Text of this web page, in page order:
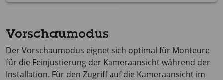
Vorschaumodus
Der Vorschaumodus eignet sich optimal für Monteure
für die Feinjustierung der Kameraansicht während der
Installation. Für den Zugriff auf die Kameraansicht im